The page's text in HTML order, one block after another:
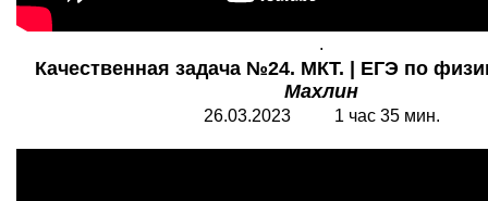
.
Качественная задача №24. МКТ. | ЕГЭ по
Махлин
26.03.2023 1 час 35 мин.